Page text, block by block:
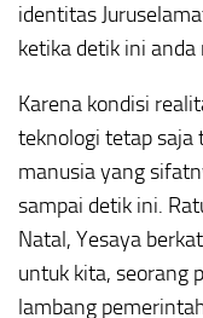
identitas
ketika detik ini
Karena kondisi
teknologi tetap saja
manusia yang
sampai detik ini.
Natal, Yesaya
untuk kita, seorang
lambang